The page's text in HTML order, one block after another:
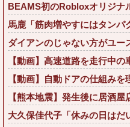
BEAMS初のRobloxオリジナ
馬鹿「筋肉増やすにはタン
ダイアンのじゃない方がユー
【動画】高速道路を走行中
【動画】自動ドアの仕組み
【熊本地震】発生後に居酒
大久保佳代子「休みの日は